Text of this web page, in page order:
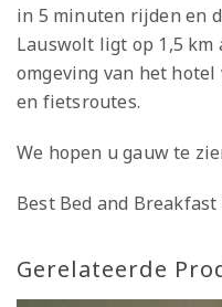
in 5 minuten rijden en
Lauswolt ligt op 1,5 km
omgeving van het
en fietsroutes.
We hopen u gauw te
Best Bed and
Gerelateerde